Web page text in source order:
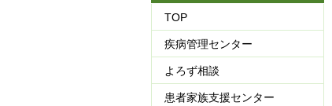
TOP
疾病管理センター
よろず相談
患者家族支援センター